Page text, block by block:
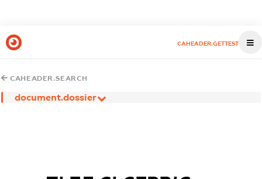
CAHEADER.GETTEST
CAHEADER.SEARCH
document.dossier